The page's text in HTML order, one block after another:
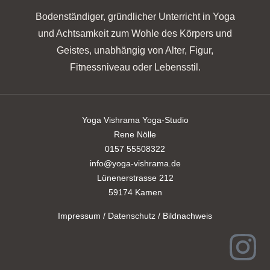
Bodenständiger, gründlicher Unterricht in Yoga
und Achtsamkeit zum Wohle des Körpers und
Geistes, unabhängig von Alter, Figur,
Fitnessniveau oder Lebensstil.
Yoga Vishrama Yoga-Studio
Rene Nölle
0157 55508322
info@yoga-vishrama.de
Lünenerstrasse 212
59174 Kamen
Impressum / Datenschutz / Bildnachweis